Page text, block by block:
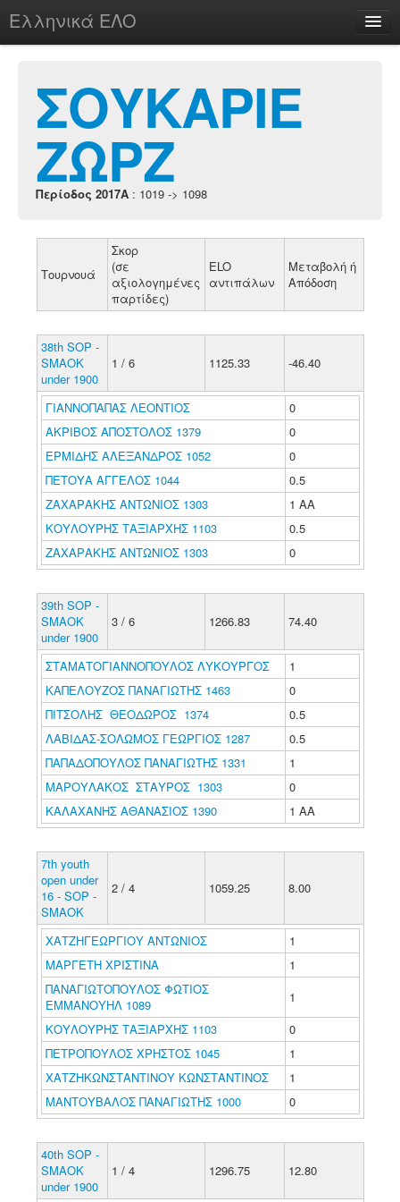
Ελληνικά ΕΛΟ
chesstu.be @ discord
Login
ΣΟΥΚΑΡΙΕ
ΖΩΡΖ
Περίοδος 2017A : 1019 -> 1098
Τουρνουά
Σκορ
(σε
αξιολογημένες
παρτίδες)
ELO
αντιπάλων
Μεταβολή ή
Απόδοση
38th SOP -
SMAOK
under 1900
1 / 6 1125.33 -46.40
ΓΙΑΝΝΟΠΑΠΑΣ ΛΕΟΝΤΙΟΣ
0
ΑΚΡΙΒΟΣ ΑΠΟΣΤΟΛΟΣ 1379
0
ΕΡΜΙΔΗΣ ΑΛΕΞΑΝΔΡΟΣ 1052
0
ΠΕΤΟΥΑ ΑΓΓΕΛΟΣ 1044
0.5
ΖΑΧΑΡΑΚΗΣ ΑΝΤΩΝΙΟΣ 1303
1 ΑΑ
ΚΟΥΛΟΥΡΗΣ ΤΑΞΙΑΡΧΗΣ 1103
0.5
ΖΑΧΑΡΑΚΗΣ ΑΝΤΩΝΙΟΣ 1303
0
39th SOP -
SMAOK
under 1900
3 / 6 1266.83 74.40
ΣΤΑΜΑΤΟΓΙΑΝΝΟΠΟΥΛΟΣ ΛΥΚΟΥΡΓΟΣ
1
ΚΑΠΕΛΟΥΖΟΣ ΠΑΝΑΓΙΩΤΗΣ 1463
0
ΠΙΤΣΟΛΗΣ ΘΕΟΔΩΡΟΣ 1374
0.5
ΛΑΒΙΔΑΣ-ΣΟΛΩΜΟΣ ΓΕΩΡΓΙΟΣ 1287
0.5
ΠΑΠΑΔΟΠΟΥΛΟΣ ΠΑΝΑΓΙΩΤΗΣ 1331
1
ΜΑΡΟΥΛΑΚΟΣ ΣΤΑΥΡΟΣ 1303
0
ΚΑΛΑΧΑΝΗΣ ΑΘΑΝΑΣΙΟΣ 1390
1 ΑΑ
7th youth
open under
16 - SOP -
SMAOK
2 / 4 1059.25 8.00
ΧΑΤΖΗΓΕΩΡΓΙΟΥ ΑΝΤΩΝΙΟΣ
1
ΜΑΡΓΕΤΗ ΧΡΙΣΤΙΝΑ
1
ΠΑΝΑΓΙΩΤΟΠΟΥΛΟΣ ΦΩΤΙΟΣ
ΕΜΜΑΝΟΥΗΛ 1089
1
ΚΟΥΛΟΥΡΗΣ ΤΑΞΙΑΡΧΗΣ 1103
0
ΠΕΤΡΟΠΟΥΛΟΣ ΧΡΗΣΤΟΣ 1045
1
ΧΑΤΖΗΚΩΝΣΤΑΝΤΙΝΟΥ ΚΩΝΣΤΑΝΤΙΝΟΣ
1
ΜΑΝΤΟΥΒΑΛΟΣ ΠΑΝΑΓΙΩΤΗΣ 1000
0
40th SOP -
SMAOK
under 1900
1 / 4 1296.75 12.80